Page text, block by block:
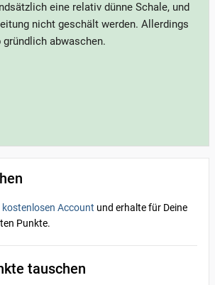
eine relativ dünne Schale, und
nicht geschält werden. Allerdings
abwaschen.
kostenlosen Account und erhalte für Deine
Punkte.
tauschen